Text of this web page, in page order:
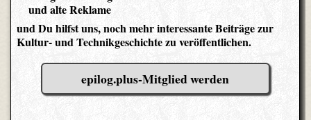
und alte Reklame
und Du hilfst uns, noch mehr interessante Beiträge zur
Kultur- und Technikgeschichte zu veröffentlichen.
epilog.plus-Mitglied werden